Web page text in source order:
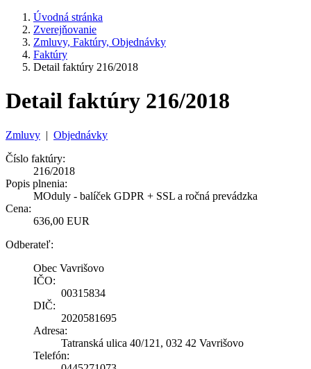
Úvodná stránka
Zverejňovanie
Zmluvy, Faktúry, Objednávky
Faktúry
Detail faktúry 216/2018
Detail faktúry 216/2018
Zmluvy | Objednávky
Číslo faktúry:
216/2018
Popis plnenia:
MOduly - balíček GDPR + SSL a ročná prevádzka
Cena:
636,00 EUR
Odberateľ:
Obec Vavrišovo
IČO:
00315834
DIČ:
2020581695
Adresa:
Tatranská ulica 40/121, 032 42 Vavrišovo
Telefón: